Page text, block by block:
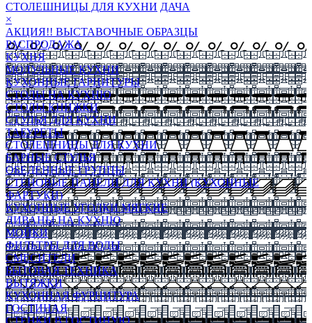
СТОЛЕШНИЦЫ ДЛЯ КУХНИ ДАЧА
×
АКЦИЯ!! ВЫСТАВОЧНЫЕ ОБРАЗЦЫ
РАСПРОДАЖА
КУХНЯ
МОДУЛЬНЫЕ КУХНИ
КУХОННЫЕ ГАРНИТУРЫ
СТОЛЫ НА КУХНЮ
СТОЛЫ КНИЖКИ
СТУЛЬЯ ДЛЯ КУХНИ
ТАБУРЕТЫ
СТОЛЕШНИЦЫ ДЛЯ КУХНИ
БАРНЫЕ СТУЛЬЯ
ОБЕДЕННЫЕ ГРУППЫ
СТЕНОВЫЕ ПАНЕЛИ ДЛЯ КУХНИ (КУХОННЫЕ
ФАРТУКИ)
КУХОННЫЕ УГОЛКИ МЯГКИЕ
ДИВАНЫ НА КУХНЮ
МОЙКИ
ФИЛЬТРЫ ДЛЯ ВОДЫ
СМЕСИТЕЛИ
БЫТОВАЯ ТЕХНИКА
ВЫТЯЖКИ
КУХОННАЯ ФУРНИТУРА
ГОСТИНАЯ